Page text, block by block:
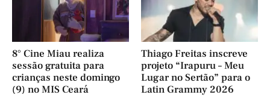
8° Cine Miau realiza
sessão gratuita para
crianças neste domingo
(9) no MIS Ceará
Thiago Freitas inscreve
projeto “Irapuru – Meu
Lugar no Sertão” para o
Latin Grammy 2026